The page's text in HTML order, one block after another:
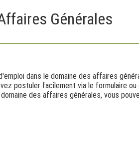
Générales
dans le domaine des affaires
postuler facilement via le formulaire
des affaires générales, vous